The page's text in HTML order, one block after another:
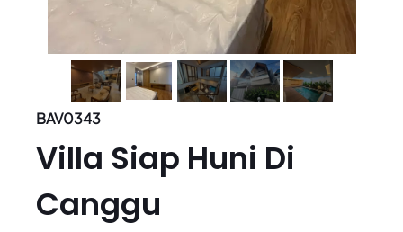
BAV0343
Villa Siap Huni Di
Canggu